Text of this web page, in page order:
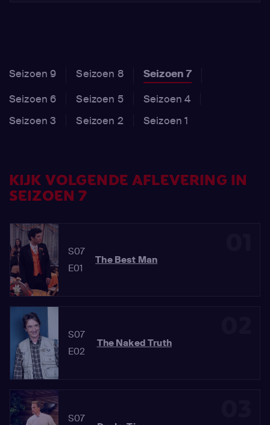
Seizoen 9 Seizoen 8
Seizoen 7
Seizoen 6
Seizoen 5
Seizoen 4
Seizoen 3
Seizoen 2 Seizoen 1
KIJK VOLGENDE AFLEVERING IN
SEIZOEN 7
S07
E01
The Best Man
S07
E02
The Naked Truth
S07